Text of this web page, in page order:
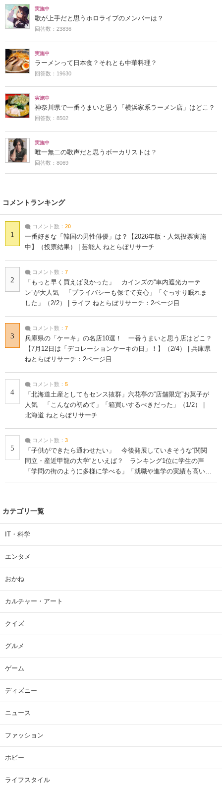
実施中
歌が上手だと思うホロライブのメンバーは？
回答数：23836
実施中
ラーメンって日本食？それとも中華料理？
回答数：19630
実施中
神奈川県で一番うまいと思う「横浜家系ラーメン店」はどこ？
回答数：8502
実施中
唯一無二の歌声だと思うボーカリストは？
回答数：8069
コメントランキング
1
コメント数： 20
一番好きな「韓国の男性俳優」は？【2026年版・人気投票実施
中】（投票結果） | 芸能人 ねとらぼリサーチ
2
コメント数： 7
「もっと早く買えば良かった」 カインズの“車内遮光カーテ
ン”が大人気 「プライバシーも保てて安心」「ぐっすり眠れま
した」（2/2） | ライフ ねとらぼリサーチ：2ページ目
3
コメント数： 7
兵庫県の「ケーキ」の名店10選！ 一番うまいと思う店はどこ？
【7月12日は「デコレーションケーキの日」！】（2/4） | 兵庫県
ねとらぼリサーチ：2ページ目
4
コメント数： 5
「北海道土産としてもセンス抜群」六花亭の“店舗限定”お菓子が
人気 「こんなの初めて」「箱買いするべきだった」（1/2） |
北海道 ねとらぼリサーチ
5
コメント数： 3
「子供ができたら通わせたい」 今後発展していきそうな“関関
同立・産近甲龍の大学”といえば？ ランキング1位に学生の声
「学問の街のように多様に学べる」「就職や進学の実績も高い」
| 大学 ねとらぼリサーチ
カテゴリ一覧
IT・科学
エンタメ
おかね
カルチャー・アート
クイズ
グルメ
ゲーム
ディズニー
ニュース
ファッション
ホビー
ライフスタイル